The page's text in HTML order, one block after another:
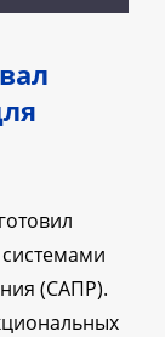
(САПР).